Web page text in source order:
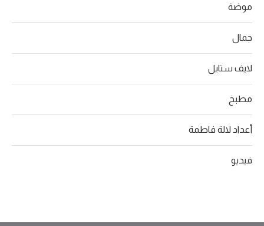
موضة
جمال
لايف ستايل
مطبخ
أعداد لالة فاطمة
فيديو